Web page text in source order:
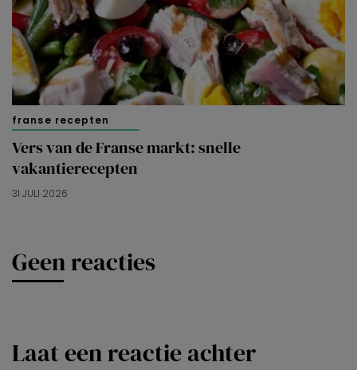
franse recepten
Vers van de Franse markt: snelle
vakantierecepten
31 JULI 2026
Geen reacties
Laat een reactie achter